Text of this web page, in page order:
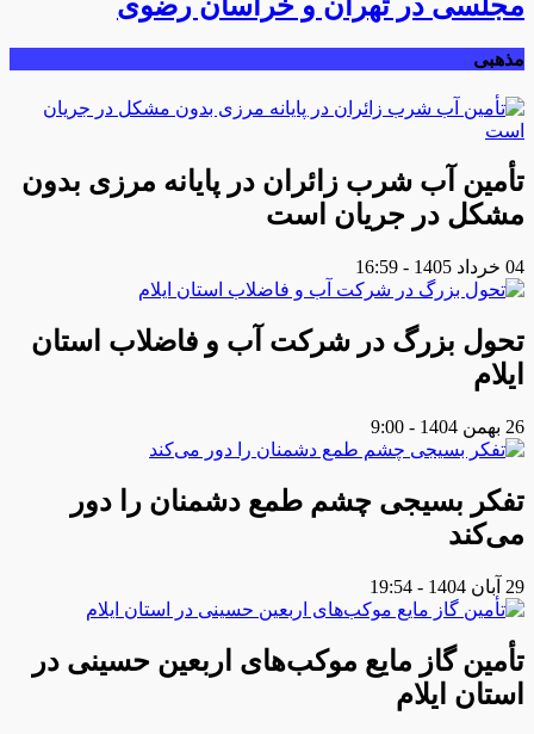
مذهبی
تأمین آب شرب زائران در پایانه مرزی بدون
مشکل در جریان است
04 خرداد 1405 - 16:59
تحول بزرگ در شرکت آب و فاضلاب استان
ایلام
26 بهمن 1404 - 9:00
تفکر بسیجی چشم طمع دشمنان را دور
می‌کند
29 آبان 1404 - 19:54
تأمین گاز مایع موکب‌هاى اربعین حسینى در
استان ایلام